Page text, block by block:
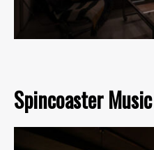
Spincoaster